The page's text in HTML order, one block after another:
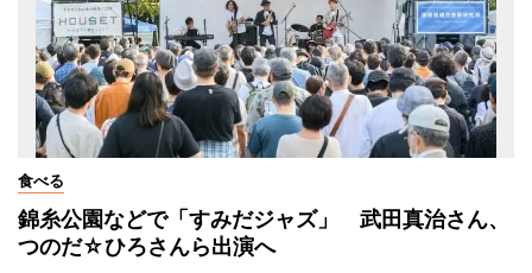
食べる
錦糸公園などで「すみだジャズ」 武田真治さん、
つのだ☆ひろさんら出演へ